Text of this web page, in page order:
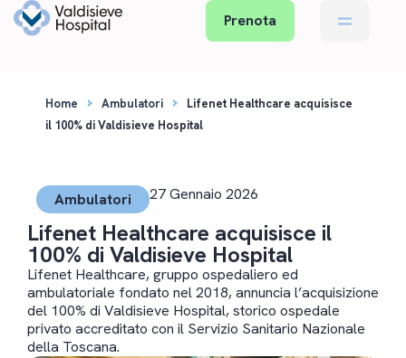
Prenota
Home › Ambulatori ›
Lifenet Healthcare acquisisce
il 100% di Valdisieve Hospital
Ambulatori 27 Gennaio 2026
Lifenet Healthcare acquisisce il
100% di Valdisieve Hospital
Lifenet Healthcare, gruppo ospedaliero ed
ambulatoriale fondato nel 2018, annuncia l’acquisizione
del 100% di Valdisieve Hospital, storico ospedale
privato accreditato con il Servizio Sanitario Nazionale
della Toscana.